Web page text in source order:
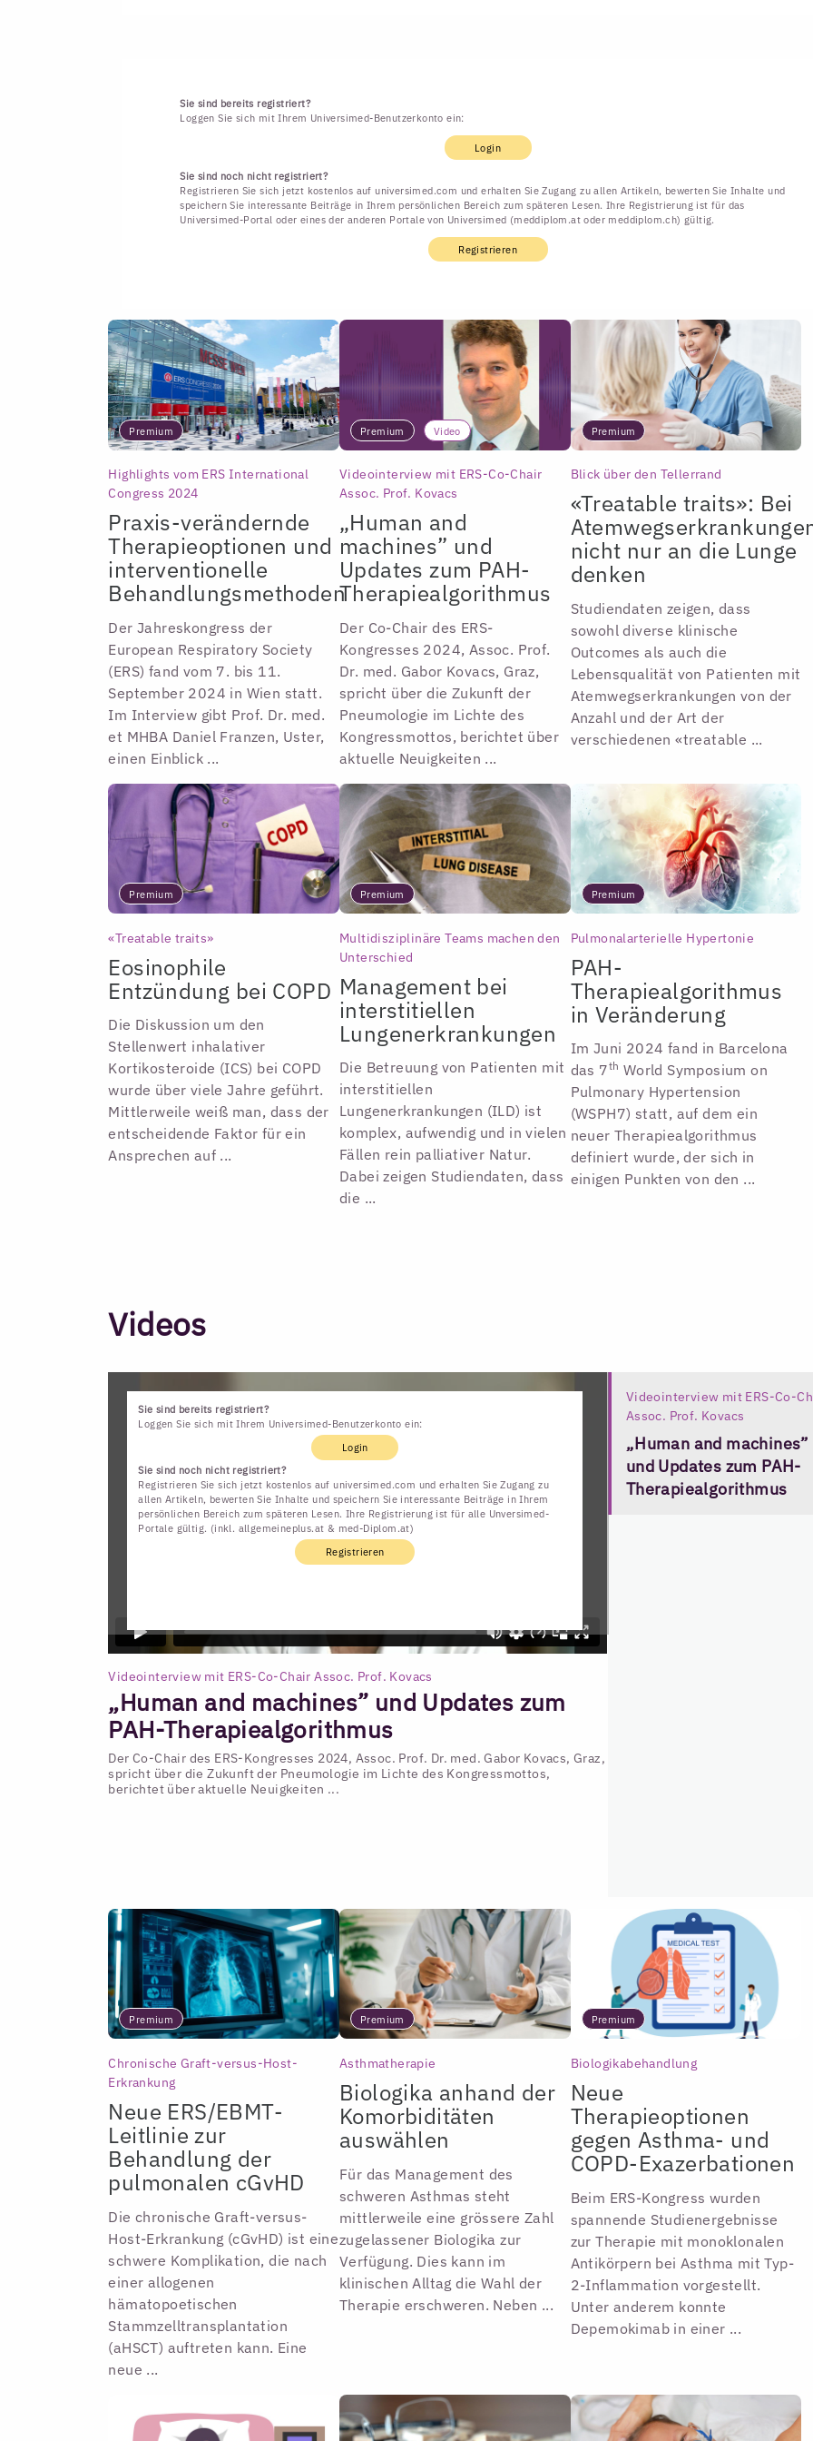
Sie sind bereits registriert?
Loggen Sie sich mit Ihrem Universimed-Benutzerkonto ein:
Login
Sie sind noch nicht registriert?
Registrieren Sie sich jetzt kostenlos auf universimed.com und erhalten Sie Zugang zu allen Artikeln, bewerten Sie Inhalte und
speichern Sie interessante Beiträge in Ihrem persönlichen Bereich zum späteren Lesen. Ihre Registrierung ist für das
Universimed-Portal oder eines der anderen Portale von Universimed (meddiplom.at oder meddiplom.ch) gültig.
Registrieren
Premium
Highlights vom ERS International
Congress 2024
Praxis-verändernde
Therapieoptionen und
interventionelle
Behandlungsmethoden
Der Jahreskongress der
European Respiratory Society
(ERS) fand vom 7. bis 11.
September 2024 in Wien statt.
Im Interview gibt Prof. Dr. med.
et MHBA Daniel Franzen, Uster,
einen Einblick ...
Premium Video
Videointerview mit ERS-Co-Chair
Assoc. Prof. Kovacs
„Human and
machines” und
Updates zum PAH-
Therapiealgorithmus
Der Co-Chair des ERS-
Kongresses 2024, Assoc. Prof.
Dr. med. Gabor Kovacs, Graz,
spricht über die Zukunft der
Pneumologie im Lichte des
Kongressmottos, berichtet über
aktuelle Neuigkeiten ...
Premium
Blick über den Tellerrand
«Treatable traits»: Bei
nicht nur an die Lunge
denken
Studiendaten zeigen, dass
sowohl diverse klinische
Outcomes als auch die
Lebensqualität von Patienten mit
Atemwegserkrankungen von der
Anzahl und der Art der
verschiedenen «treatable ...
Premium
«Treatable traits»
Eosinophile
Entzündung bei COPD
Die Diskussion um den
Stellenwert inhalativer
Kortikosteroide (ICS) bei COPD
wurde über viele Jahre geführt.
Mittlerweile weiß man, dass der
entscheidende Faktor für ein
Ansprechen auf ...
Premium
Multidisziplinäre Teams machen den
Unterschied
Management bei
interstitiellen
Lungenerkrankungen
Die Betreuung von Patienten mit
interstitiellen
Lungenerkrankungen (ILD) ist
komplex, aufwendig und in vielen
Fällen rein palliativer Natur.
Dabei zeigen Studiendaten, dass
die ...
Premium
Pulmonalarterielle Hypertonie
PAH-
Therapiealgorithmus
in Veränderung
Im Juni 2024 fand in Barcelona
das 7th World Symposium on
Pulmonary Hypertension
(WSPH7) statt, auf dem ein
neuer Therapiealgorithmus
definiert wurde, der sich in
einigen Punkten von den ...
Videos
Sie sind bereits registriert?
Loggen Sie sich mit Ihrem Universimed-Benutzerkonto ein:
Login
Sie sind noch nicht registriert?
Registrieren Sie sich jetzt kostenlos auf universimed.com und erhalten Sie Zugang zu
allen Artikeln, bewerten Sie Inhalte und speichern Sie interessante Beiträge in Ihrem
persönlichen Bereich zum späteren Lesen. Ihre Registrierung ist für alle Unversimed-
Portale gültig. (inkl. allgemeineplus.at & med-Diplom.at)
Registrieren
Videointerview mit ERS-Co-Chair Assoc. Prof. Kovacs
„Human and machines” und Updates zum
PAH-Therapiealgorithmus
Der Co-Chair des ERS-Kongresses 2024, Assoc. Prof. Dr. med. Gabor Kovacs, Graz,
spricht über die Zukunft der Pneumologie im Lichte des Kongressmottos,
berichtet über aktuelle Neuigkeiten ...
Videointerview mit ERS-Co-
Assoc. Prof. Kovacs
„Human and machines”
und Updates zum PAH-
Therapiealgorithmus
Premium
Chronische Graft-versus-Host-
Erkrankung
Neue ERS/EBMT-
Leitlinie zur
Behandlung der
pulmonalen cGvHD
Die chronische Graft-versus-
Host-Erkrankung (cGvHD) ist eine
schwere Komplikation, die nach
einer allogenen
hämatopoetischen
Stammzelltransplantation
(aHSCT) auftreten kann. Eine
neue ...
Premium
Asthmatherapie
Biologika anhand der
Komorbiditäten
auswählen
Für das Management des
schweren Asthmas steht
mittlerweile eine grössere Zahl
zugelassener Biologika zur
Verfügung. Dies kann im
klinischen Alltag die Wahl der
Therapie erschweren. Neben ...
Premium
Biologikabehandlung
Neue
Therapieoptionen
gegen Asthma- und
COPD-Exazerbationen
Beim ERS-Kongress wurden
spannende Studienergebnisse
zur Therapie mit monoklonalen
Antikörpern bei Asthma mit Typ-
2-Inflammation vorgestellt.
Unter anderem konnte
Depemokimab in einer ...